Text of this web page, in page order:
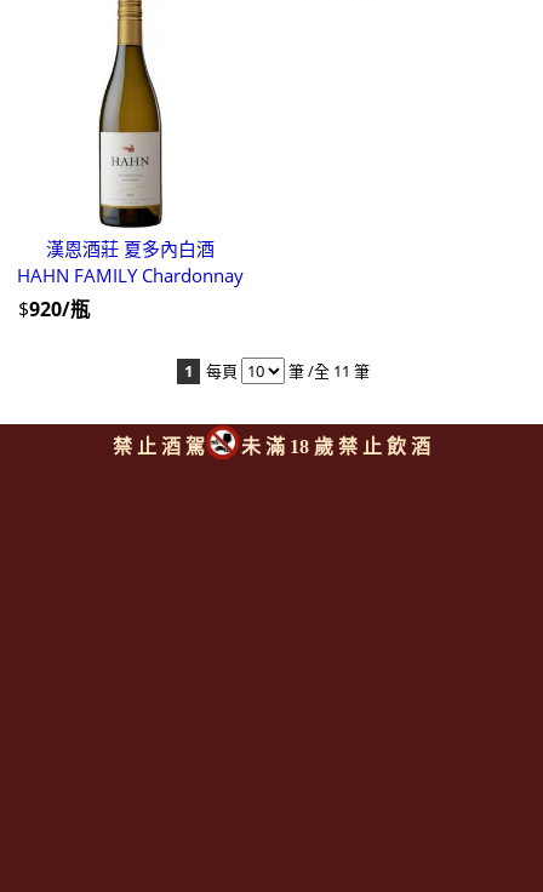
漢恩酒莊 夏多內白酒
HAHN FAMILY Chardonnay
$920/瓶
1 每頁 筆 /全 11 筆
禁 止 酒 駕 未 滿 18 歲 禁 止 飲 酒